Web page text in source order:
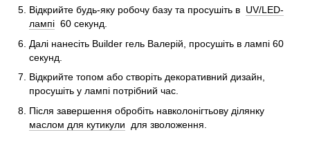
Відкрийте будь-яку робочу базу та просушіть в UV/LED-
лампі 60 секунд.
Далі нанесіть Builder гель Валерій, просушіть в лампі 60
секунд.
Відкрийте топом або створіть декоративний дизайн,
просушіть у лампі потрібний час.
Після завершення обробіть навколонігтьову ділянку
маслом для кутикули для зволоження.